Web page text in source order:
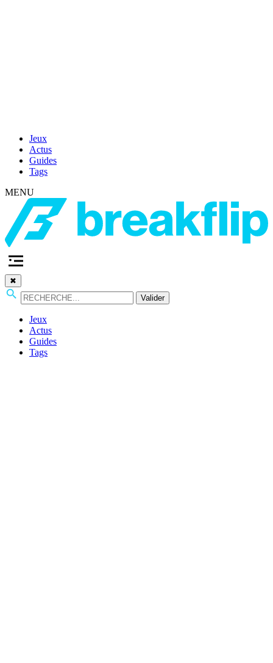
Jeux
Actus
Guides
Tags
MENU
✖
Valider
Jeux
Actus
Guides
Tags